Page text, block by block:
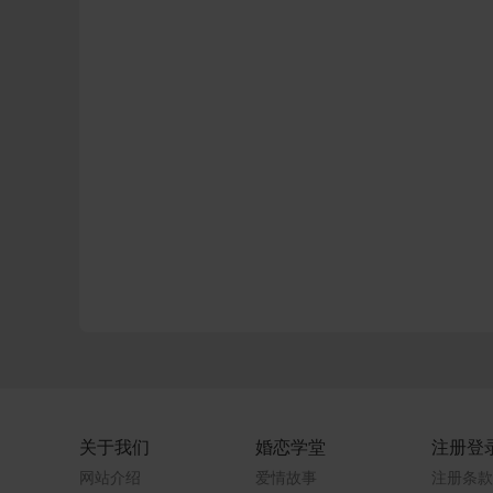
关于我们
网站介绍
婚恋学堂
爱情故事
注册登
注册条款